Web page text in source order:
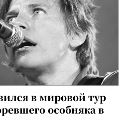
в мировой тур
особняка в